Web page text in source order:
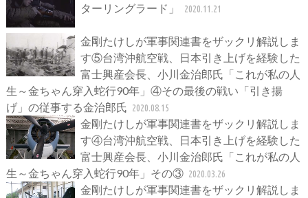
ターリングラード」
2020.11.21
金剛たけしが軍事関連書をザックリ解説しま
す⑤台湾沖航空戦、日本引き上げを経験した
富士興産会長、小川金治郎氏「これが私の人
生～金ちゃん穿入蛇行90年」④その最後の戦い「引き揚
げ」の従事する金治郎氏 2020.08.15
金剛たけしが軍事関連書をザックリ解説しま
す④台湾沖航空戦、日本引き上げを経験した
富士興産会長、小川金治郎氏「これが私の人
生～金ちゃん穿入蛇行90年」その③ 2020.03.26
金剛たけしが軍事関連書をザックリ解説しま